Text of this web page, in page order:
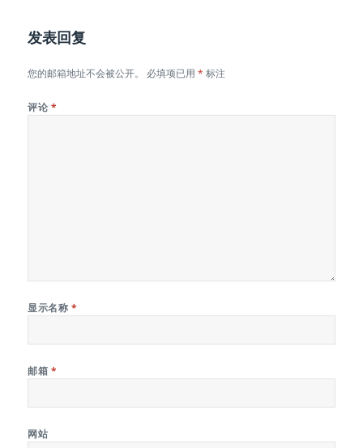
发表回复
您的邮箱地址不会被公开。 必填项已用* 标注
评论 *
显示名称 *
邮箱 *
网站